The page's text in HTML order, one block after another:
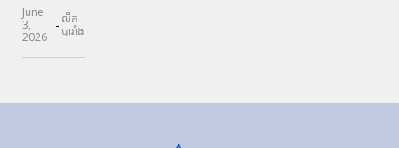
June
3,
2026
- លីក
បារាំង